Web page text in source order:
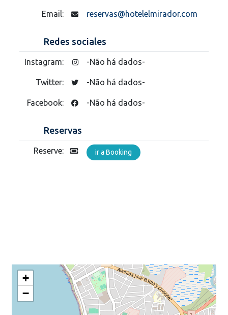
Email: reservas@hotelelmirador.com
Redes sociales
Instagram: -Não há dados-
Twitter: -Não há dados-
Facebook: -Não há dados-
Reservas
Reserve: ir a Booking
+
−